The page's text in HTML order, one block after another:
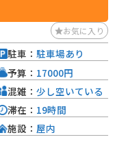
お気に入り
駐車： 駐車場あり
予算： 17000円
混雑： 少し空いている
滞在： 19時間
施設： 屋内